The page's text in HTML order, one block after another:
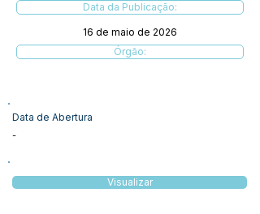
Data da Publicação:
16 de maio de 2026
Órgão:
Data de Abertura
-
Visualizar